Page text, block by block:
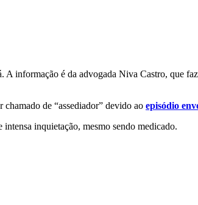
A informação é da advogada Niva Castro, que
de “assediador” devido ao episódio
inquietação, mesmo sendo medicado.